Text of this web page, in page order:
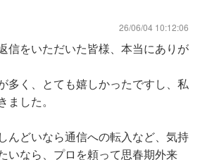
26/06/04 10:12:06
信をいただいた皆様、本当にありが
多く、とても嬉しかったですし、私
した。
んどいなら通信への転入など、気持
いなら、プロを頼って思春期外来